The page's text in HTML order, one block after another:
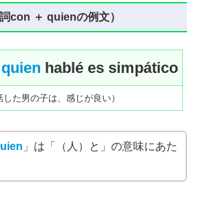
詞con ＋ quienの例文）
quien hablé es simpático
した男の子は、感じが良い）
」は「（人）と」の意味にあた